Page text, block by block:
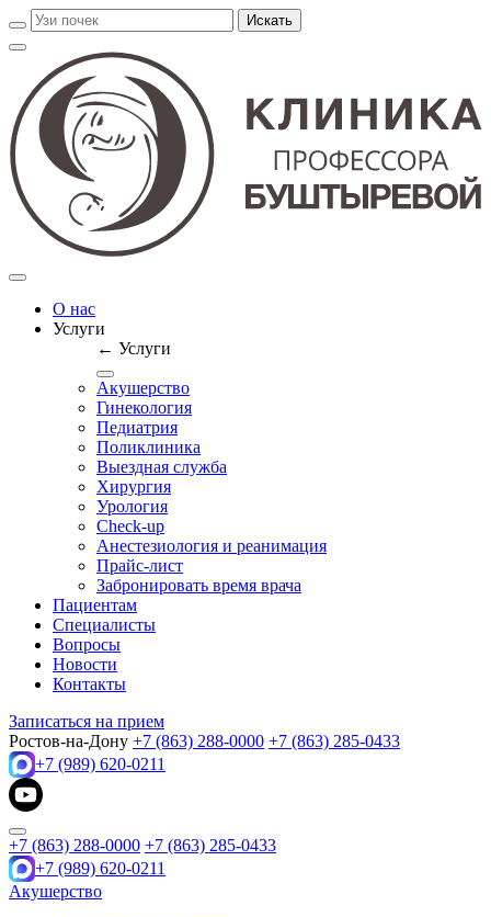
О нас
Услуги
← Услуги
Акушерство
Гинекология
Педиатрия
Поликлиника
Выездная служба
Хирургия
Урология
Check-up
Анестезиология и реанимация
Прайс-лист
Забронировать время врача
Пациентам
Специалисты
Вопросы
Новости
Контакты
Записаться на прием
Ростов-на-Дону +7 (863) 288-0000 +7 (863) 285-0433
+7 (989) 620-0211
+7 (863) 288-0000 +7 (863) 285-0433
+7 (989) 620-0211
Акушерство